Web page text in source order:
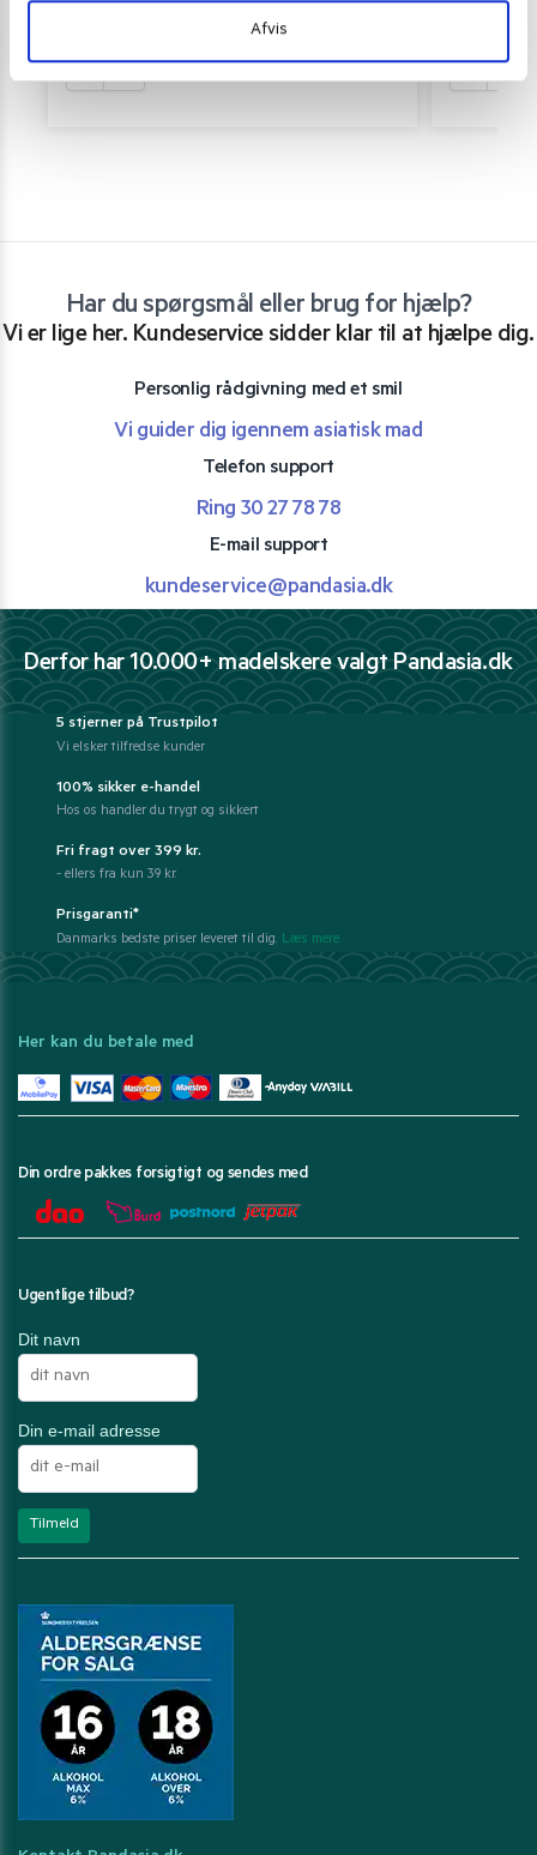
Afvis
Tilføj til kurv
Har du spørgsmål eller brug for hjælp?
Vi er lige her. Kundeservice sidder klar til at hjælpe dig.
Personlig rådgivning med et smil
Vi guider dig igennem asiatisk mad
Telefon support
Ring 30 27 78 78
E-mail support
kundeservice@pandasia.dk
Derfor har 10.000+ madelskere valgt Pandasia.dk
5 stjerner på Trustpilot
Vi elsker tilfredse kunder
100% sikker e-handel
Hos os handler du trygt og sikkert
Fri fragt over 399 kr.
- ellers fra kun 39 kr.
Prisgaranti*
Danmarks bedste priser leveret til dig. Læs mere
Her kan du betale med
Din ordre pakkes forsigtigt og sendes med
Ugentlige tilbud?
Dit navn
Din e-mail adresse